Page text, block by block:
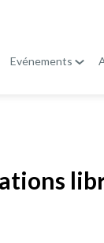
Evénements